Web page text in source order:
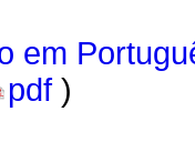
em
pdf )